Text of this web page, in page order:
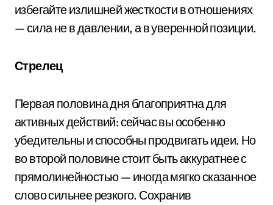
избегайте излишней жесткости в отношениях
— сила не в давлении, а в уверенной позиции.
Стрелец
Первая половина дня благоприятна для
активных действий: сейчас вы особенно
убедительны и способны продвигать идеи. Но
во второй половине стоит быть аккуратнее с
прямолинейностью — иногда мягко сказанное
слово сильнее резкого. Сохранив